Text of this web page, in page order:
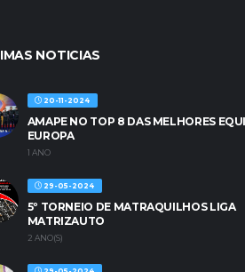
NOTICIAS
20-11-2024
AMAPE NO TOP 8 DAS MELHORES
EUROPA
1 ANO
29-05-2024
5º TORNEIO DE MATRAQUILHOS LIGA
MATRIZAUTO
2 ANO(S)